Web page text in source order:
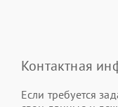
Контактная
Если требуется